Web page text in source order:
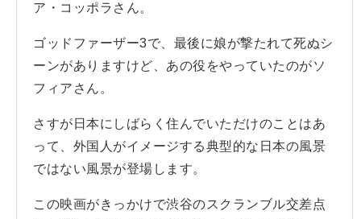
ア・コッポラさん。
ゴッドファーザー3で、最後に娘が撃たれて死ぬシ
ーンがありますけど、あの役をやっていたのがソ
フィアさん。
さすが日本にしばらく住んでいただけのことはあ
って、外国人がイメージする典型的な日本の風景
ではない風景が登場します。
この映画がきっかけで渋谷のスクランブル交差点